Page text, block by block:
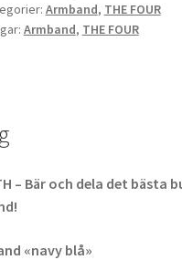
Armband, THE FOUR
Armband, THE FOUR
– Bär och dela det
«navy blå»